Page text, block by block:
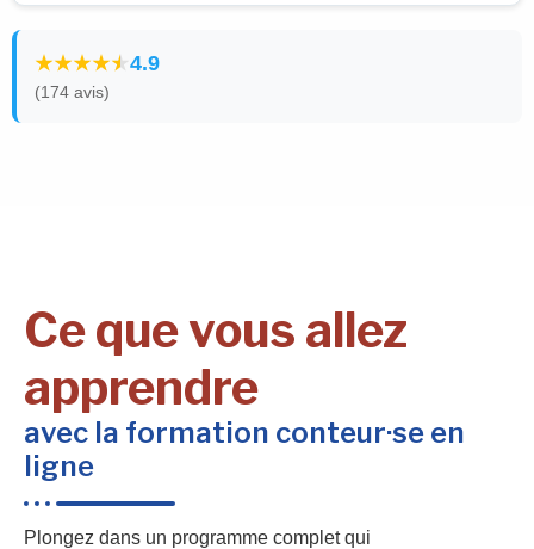
4.9
(174 avis)
Ce que vous allez
apprendre
avec la formation conteur·se en
ligne
Plongez dans un programme complet qui